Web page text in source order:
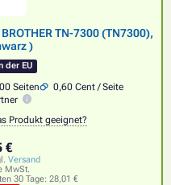
TN-7300 (TN7300),
)
der EU
Seiten
0,60 Cent / Seite
Produkt geeignet?
€
Versand
MwSt.
30 Tage: 28,01 €